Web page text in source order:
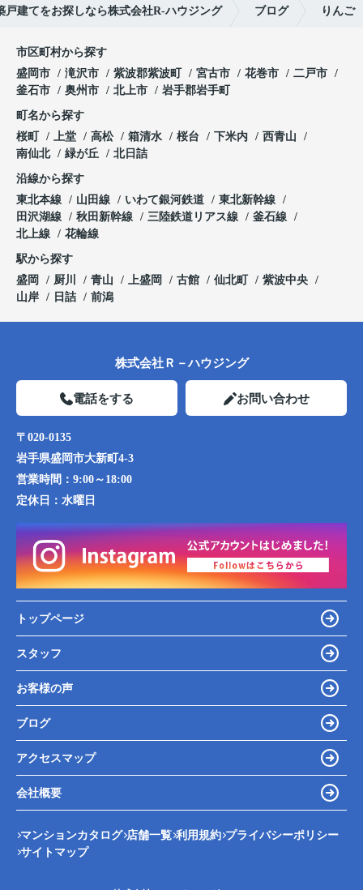
戸建てをお探しなら株式会社R-ハウジング ブログ りんご
市区町村から探す
盛岡市
滝沢市 紫波郡紫波町 宮古市 花巻市
二戸市
釜石市
奥州市 北上市 岩手郡岩手町
町名から探す
桜町
上堂 高松 箱清水 桜台 下米内
西青山
南仙北
緑が丘 北日詰
沿線から探す
東北本線
山田線 いわて銀河鉄道
東北新幹線
田沢湖線
秋田新幹線 三陸鉄道リアス線
釜石線
北上線
花輪線
駅から探す
盛岡
厨川 青山 上盛岡 古館 仙北町
紫波中央
山岸
日詰 前潟
株式会社Ｒ－ハウジング
電話をする お問い合わせ
〒020-0135
岩手県盛岡市大新町4-3
営業時間： 9:00～18:00
定休日： 水曜日
トップページ
スタッフ
お客様の声
ブログ
アクセスマップ
会社概要
マンションカタログ 店舗一覧 利用規約 プライバシーポリシー
サイトマップ